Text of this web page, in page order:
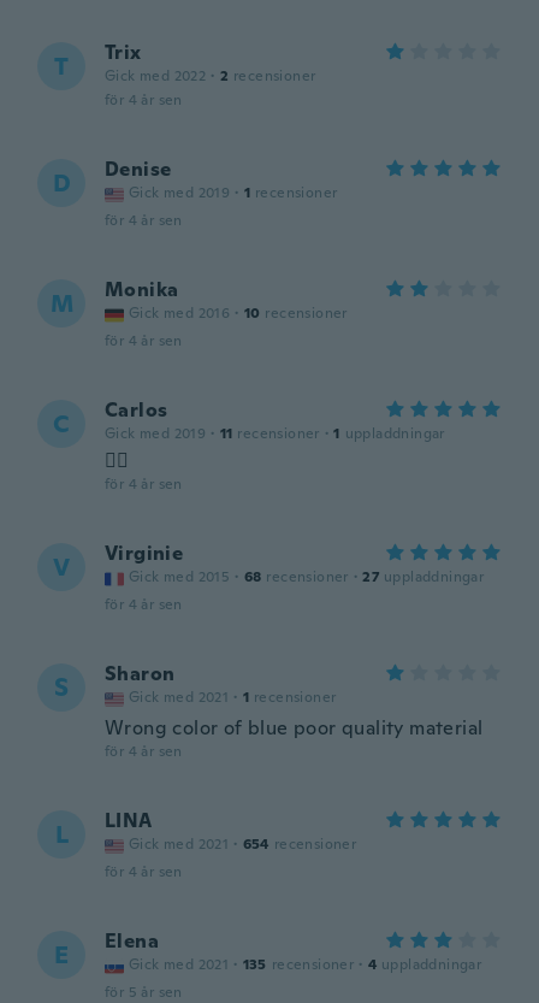
T Trix
Gick med 2022 · 2 recensioner
för 4 år sen
D Denise
Gick med 2019 · 1 recensioner
för 4 år sen
M Monika
Gick med 2016 · 10 recensioner
för 4 år sen
C Carlos
Gick med 2019 · 11 recensioner · 1 uppladdningar
👍🏻
för 4 år sen
V Virginie
Gick med 2015 · 68 recensioner · 27 uppladdningar
för 4 år sen
S Sharon
Gick med 2021 · 1 recensioner
Wrong color of blue poor quality material
för 4 år sen
L LINA
Gick med 2021 · 654 recensioner
för 4 år sen
E Elena
Gick med 2021 · 135 recensioner · 4 uppladdningar
för 5 år sen